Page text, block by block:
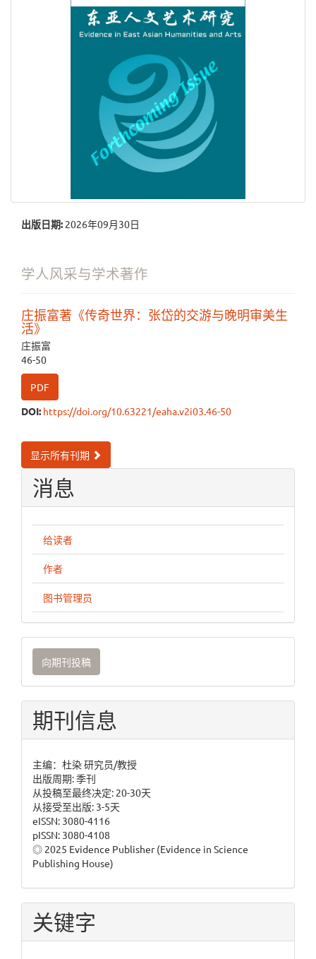
出版日期: 2026年09月30日
学人风采与学术著作
庄振富著《传奇世界：张岱的交游与晚明审美生
活》
庄振富
46-50
PDF
DOI: https://doi.org/10.63221/eaha.v2i03.46-50
显示所有刊期
消息
给读者
作者
图书管理员
向
期
刊
投
稿
向期刊投稿
期刊信息
主编：杜染 研究员/教授
出版周期: 季刊
从投稿至最终决定: 20-30天
从接受至出版: 3-5天
eISSN: 3080-4116
pISSN: 3080-4108
◎ 2025 Evidence Publisher (Evidence in Science
Publishing House)
关键字